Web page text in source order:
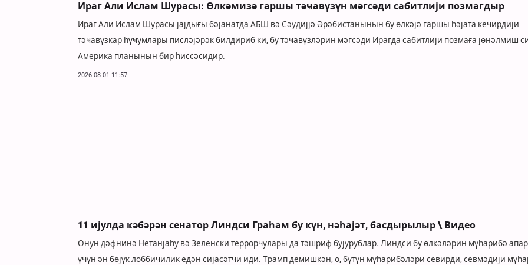
Ираг Али Ислам Шурасы: Өлкәмизә гаршы тәҹавүзүн мәгсәди сабитлији позмагдыр
Ираг Али Ислам Шурасы јајдығы бәјанатда АБШ вә Сәудијјә Әрәбистанынын бу өлкәјә гаршы һәјата кечирдији
тәҹавүзкар һүҹумлары писләјәрәк билдириб ки, бу тәҹавүзләрин мәгсәди Ирагда сабитлији позмаға јөнәлмиш
Америка планынын бир һиссәсидир.
2026-08-01 11:57
11 ијулда ҝәбәрән сенатор Линдси Граһам бу ҝүн, нәһајәт, басдырылыр \ Видео
Онун дәфнинә Нетанјаһу вә Зеленски террорчулары да тәшриф бујурублар. Линдси бу өлкәләрин мүһарибә
үчүн ән бөјүк лоббичилик едән сијасәтчи иди. Трамп демишкән, о, бүтүн мүһарибәләри севирди, севмәдији